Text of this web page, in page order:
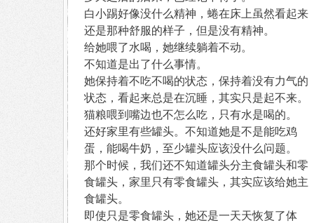
白小踢好像没什么精神，蜷在床上虽然看起来
还是那种舒服的样子，但是没有精神。
给她喂了水喝，她继续躺着不动。
不知道是出了什么事情。
她保持着不吃不喝的状态，保持着没有力气的
状态，看起来总是在沉睡，其实只是起不来。
猫粮喂到嘴边也不怎么吃，只有水是喝的。
还好家里有些罐头。不知道她是不是能吃鸡
蛋，能喝牛奶，至少罐头应该没什么问题。
那个时候，我们还不知道罐头分主食罐头和零
食罐头，家里只有零食罐头，其实应该给她主
食罐头。
即使只是零食罐头，她还是一天天恢复了体